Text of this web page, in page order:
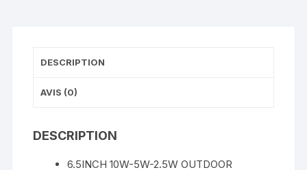
DESCRIPTION
AVIS (0)
DESCRIPTION
6.5INCH 10W-5W-2.5W OUTDOOR